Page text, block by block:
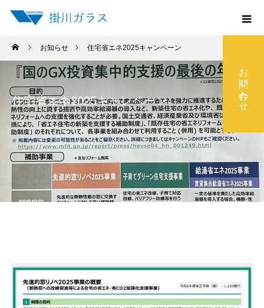
お問い合わせ
お知らせ 住宅省エネ2025キャンペーン
住宅省エネ2025キャンペーン